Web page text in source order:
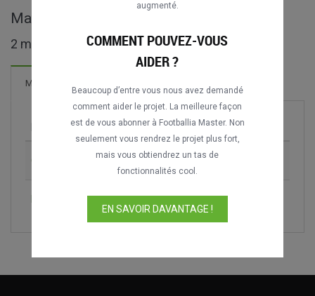
Matches complets de Setanta Sports Cup
2 matches trouvés
Matches
Saison
Cork City FC vs. Glentoran FC
Dundalk FC vs. Sligo Rovers
augmenté.
COMMENT POUVEZ-VOUS
AIDER ?
Beaucoup d’entre vous nous avez demandé
comment aider le projet. La meilleure façon
est de vous abonner à Footballia Master. Non
seulement vous rendrez le projet plus fort,
mais vous obtiendrez un tas de
fonctionnalités cool.
EN SAVOIR DAVANTAGE !